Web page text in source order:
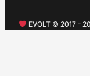
EVOLT © 2017 -